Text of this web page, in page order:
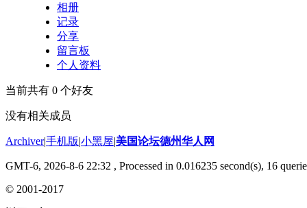
相册
记录
分享
留言板
个人资料
当前共有 0 个好友
没有相关成员
Archiver|手机版|小黑屋|美国论坛德州华人网
GMT-6, 2026-8-6 22:32 , Processed in 0.016235 second(s), 16
© 2001-2017